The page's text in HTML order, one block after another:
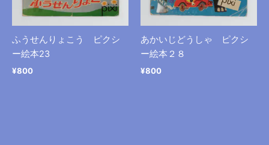
ふうせんりょこう ピクシ
ー絵本23
¥800
あかいじどうしゃ ピクシ
ー絵本２８
¥800